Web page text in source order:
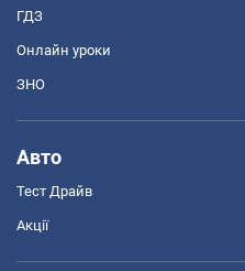
ГДЗ
Онлайн уроки
ЗНО
Авто
Тест Драйв
Акції